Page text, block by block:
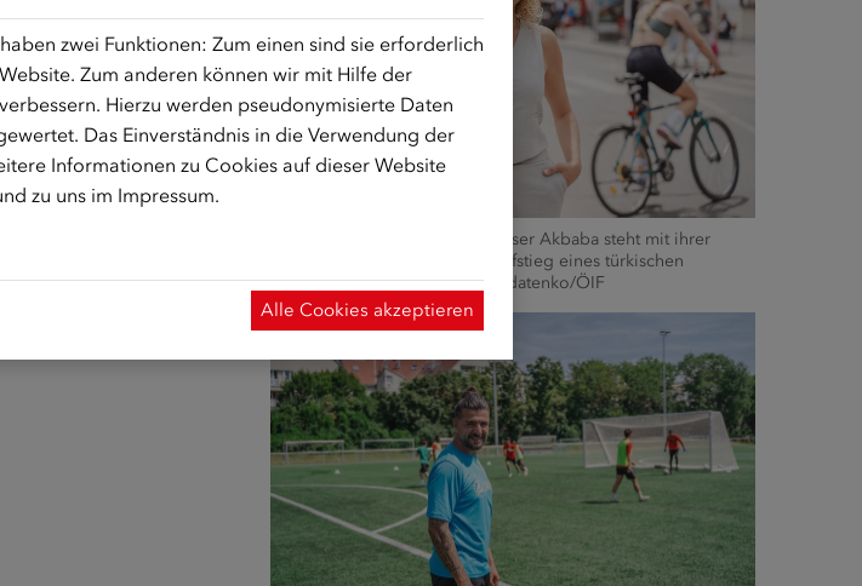
Moderatorin und Journalistin Eser Akbaba steht mit ihrer
Geschichte für den sozialen Aufstieg eines türkischen
Gastarbeiterkindes © Olha Soldatenko/ÖIF
und haben hart
heute
der Fußball-Profi genutzt
Generation, die
ist etwa
zwei Funktionen: Zum einen sind sie erforderlich
Zum anderen können wir mit Hilfe der
Hierzu werden pseudonymisierte Daten
Das Einverständnis in die Verwendung der
Informationen zu Cookies auf dieser Website
zu uns im Impressum.
Alle Cookies akzeptieren